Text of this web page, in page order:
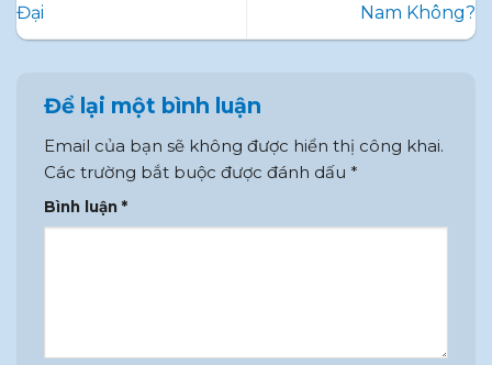
Đại
Nam Không?
Để lại một bình luận
Email của bạn sẽ không được hiển thị công khai.
Các trường bắt buộc được đánh dấu *
Bình luận *